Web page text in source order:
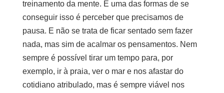
treinamento da mente. E uma das formas de se
conseguir isso é perceber que precisamos de
pausa. E não se trata de ficar sentado sem fazer
nada, mas sim de acalmar os pensamentos. Nem
sempre é possível tirar um tempo para, por
exemplo, ir à praia, ver o mar e nos afastar do
cotidiano atribulado, mas é sempre viável nos